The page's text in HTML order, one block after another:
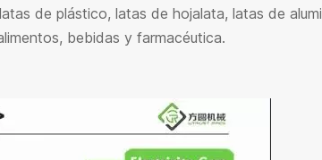
de plástico, latas de hojalata, latas de
bebidas y farmacéutica.